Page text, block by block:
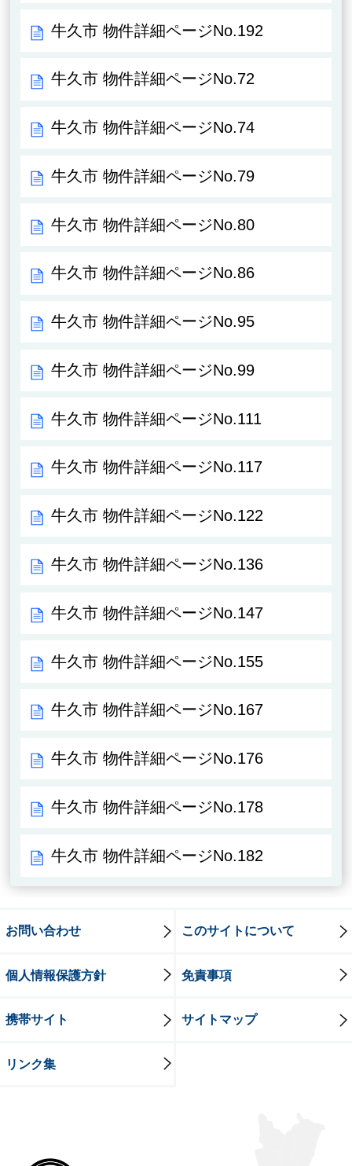
牛久市 物件詳細ページNo.192
牛久市 物件詳細ページNo.72
牛久市 物件詳細ページNo.74
牛久市 物件詳細ページNo.79
牛久市 物件詳細ページNo.80
牛久市 物件詳細ページNo.86
牛久市 物件詳細ページNo.95
牛久市 物件詳細ページNo.99
牛久市 物件詳細ページNo.111
牛久市 物件詳細ページNo.117
牛久市 物件詳細ページNo.122
牛久市 物件詳細ページNo.136
牛久市 物件詳細ページNo.147
牛久市 物件詳細ページNo.155
牛久市 物件詳細ページNo.167
牛久市 物件詳細ページNo.176
牛久市 物件詳細ページNo.178
牛久市 物件詳細ページNo.182
お問い合わせ このサイトについて
個人情報保護方針 免責事項
携帯サイト サイトマップ
リンク集